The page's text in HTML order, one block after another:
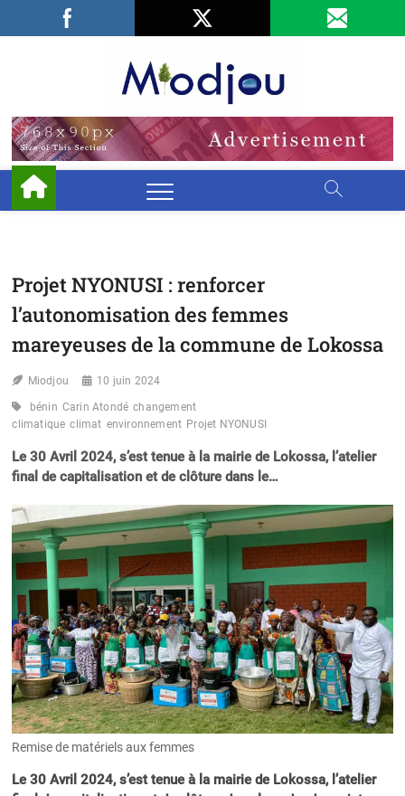
Facebook
LinkedIn
Projet NYONUSI : renforcer
l’autonomisation des femmes
mareyeuses de la commune de Lokossa
Miodjou 10 juin 2024
bénin Carin Atondé changement
climatique climat environnement Projet NYONUSI
Le 30 Avril 2024, s’est tenue à la mairie de Lokossa, l’atelier
final de capitalisation et de clôture dans le…
Remise de matériels aux femmes
Le 30 Avril 2024, s’est tenue à la mairie de Lokossa, l’atelier